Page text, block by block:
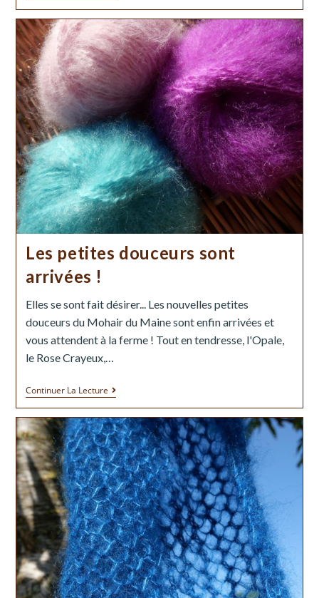
Les petites douceurs sont
arrivées !
Elles se sont fait désirer... Les nouvelles petites
douceurs du Mohair du Maine sont enfin arrivées et
vous attendent à la ferme ! Tout en tendresse, l'Opale,
le Rose Crayeux,…
Continuer La Lecture